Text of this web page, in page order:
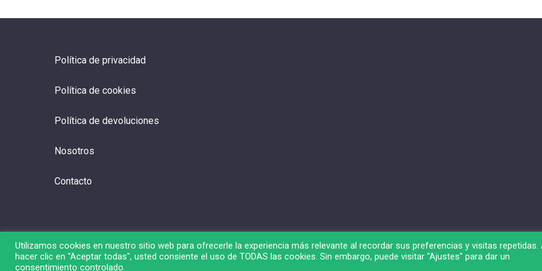
Política de privacidad
Política de cookies
Política de devoluciones
Nosotros
Contacto
© 2026 Liga de Bolsa.
Utilizamos cookies en nuestro sitio web para ofrecerle la experiencia más relevante al recordar sus preferencias y visitas repetidas.
hacer clic en "Aceptar todas", usted consiente el uso de TODAS las cookies. Sin embargo, puede visitar "Ajustes" para dar un
consentimiento controlado.